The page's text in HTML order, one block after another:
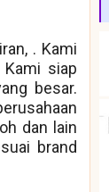
. Kami
siap
besar.
dan lain
brand